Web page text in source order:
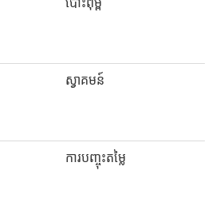
ស្វាគមន៍
ការបញ្ចុះតម្លៃ